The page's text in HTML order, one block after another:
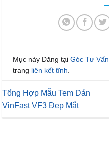
Mục này Đăng tại Góc Tư Vấn
trang liên kết tĩnh
Tổng Hợp Mẫu Tem Dán
VinFast VF3 Đẹp Mắt